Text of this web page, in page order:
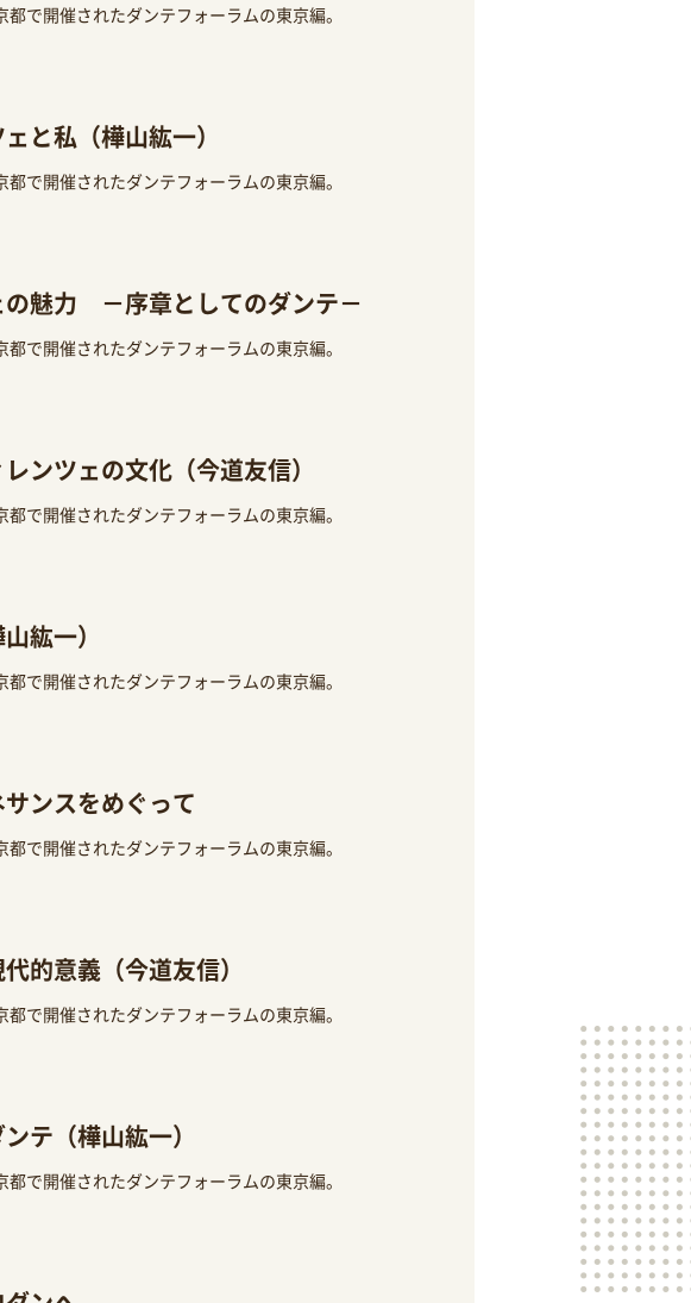
で開催されたダンテフォーラムの東京編。
と私（樺山紘一）
で開催されたダンテフォーラムの東京編。
魅力 －序章としてのダンテ－
で開催されたダンテフォーラムの東京編。
ンツェの文化（今道友信）
で開催されたダンテフォーラムの東京編。
紘一）
で開催されたダンテフォーラムの東京編。
ンスをめぐって
で開催されたダンテフォーラムの東京編。
的意義（今道友信）
で開催されたダンテフォーラムの東京編。
テ（樺山紘一）
で開催されたダンテフォーラムの東京編。